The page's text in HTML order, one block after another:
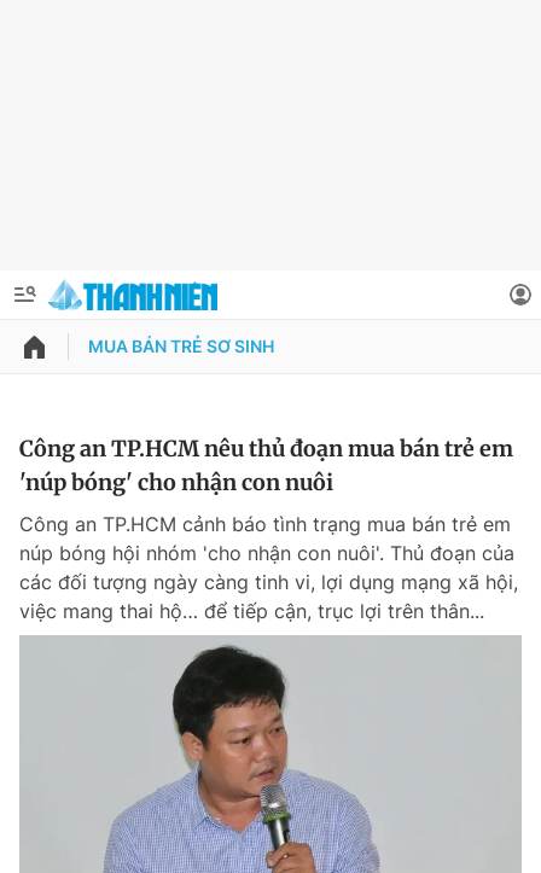
QUẢNG CÁO
Chuyên mục khác
Chào ngày mới Tin 24h
Tin 360
Magazine
Sản phẩm khác
Thông tin tài khoản
Đổi mật khẩu
Tin đã lưu
Tin đã xem
MUA BÁN TRẺ SƠ SINH
Công an TP.HCM nêu thủ đoạn mua bán trẻ em
'núp bóng' cho nhận con nuôi
Công an TP.HCM cảnh báo tình trạng mua bán trẻ em
núp bóng hội nhóm 'cho nhận con nuôi'. Thủ đoạn của
các đối tượng ngày càng tinh vi, lợi dụng mạng xã hội,
việc mang thai hộ… để tiếp cận, trục lợi trên thân...